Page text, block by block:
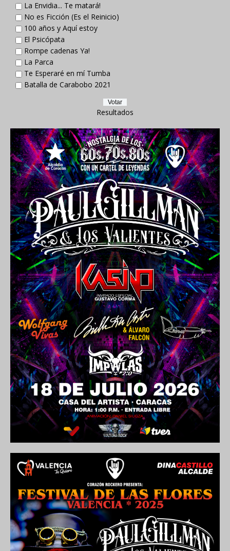
La Envidia... Te matará!
No es Ficción (Es el Reinicio)
100 años y Aquí estoy
El Psicópata
Rompe cadenas Ya!
La Parca
Te Esperaré en mí Tumba
Batalla de Carabobo 2021
Resultados